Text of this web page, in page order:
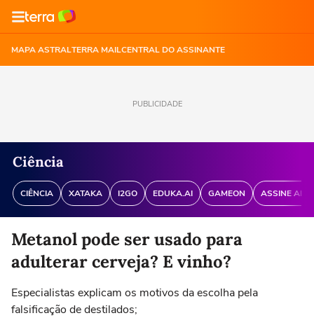
MAPA ASTRALTERRA MAILCENTRAL DO ASSINANTE
PUBLICIDADE
Ciência
CIÊNCIA XATAKA I2GO EDUKA.AI GAMEON ASSINE
Metanol pode ser usado para
adulterar cerveja? E vinho?
Especialistas explicam os motivos da escolha pela
falsificação de destilados;